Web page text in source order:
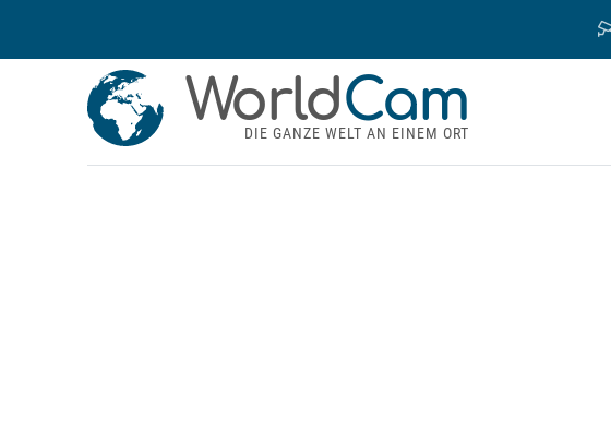
WorldCam
DIE GANZE WELT AN EINEM ORT